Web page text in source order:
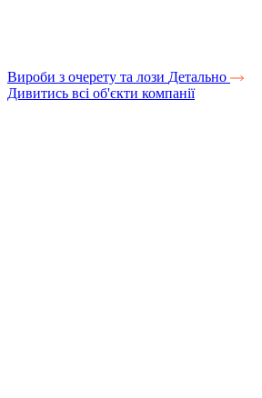
Вироби з очерету та лози Детально
Дивитись всі об'єкти компанії